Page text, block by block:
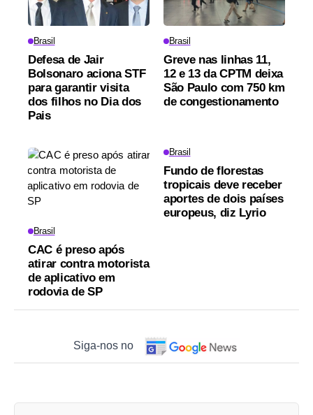
Brasil
Defesa de Jair
Bolsonaro aciona STF
para garantir visita
dos filhos no Dia dos
Pais
Brasil
Greve nas linhas 11,
12 e 13 da CPTM deixa
São Paulo com 750 km
de congestionamento
Brasil
CAC é preso após
atirar contra motorista
de aplicativo em
rodovia de SP
Brasil
Fundo de florestas
tropicais deve receber
aportes de dois países
europeus, diz Lyrio
Siga-nos no